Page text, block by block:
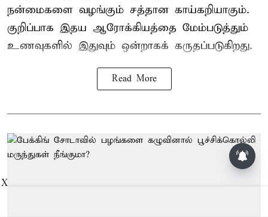
நன்மைகளை வழங்கும் சத்தான காய்கறியாகும்.
குறிப்பாக இதய ஆரோக்கியத்தை மேம்படுத்தும்
உணவுகளில் இதுவும் ஒன்றாகக் கருதப்படுகிறது.
Read More
X